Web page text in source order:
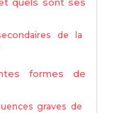
de la
formes de
graves de